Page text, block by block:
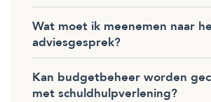
Wat moet ik meenemen naar
adviesgesprek?
Kan budgetbeheer worden
met schuldhulpverlening?